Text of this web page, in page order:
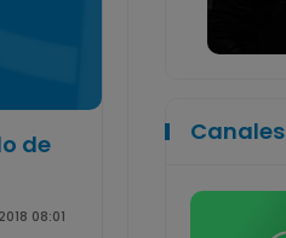
de
08:01
Canales